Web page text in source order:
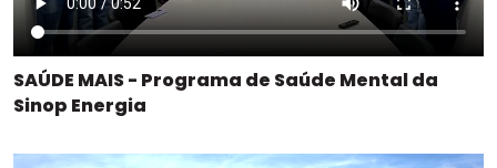
SAÚDE MAIS - Programa de Saúde Mental da
Sinop Energia